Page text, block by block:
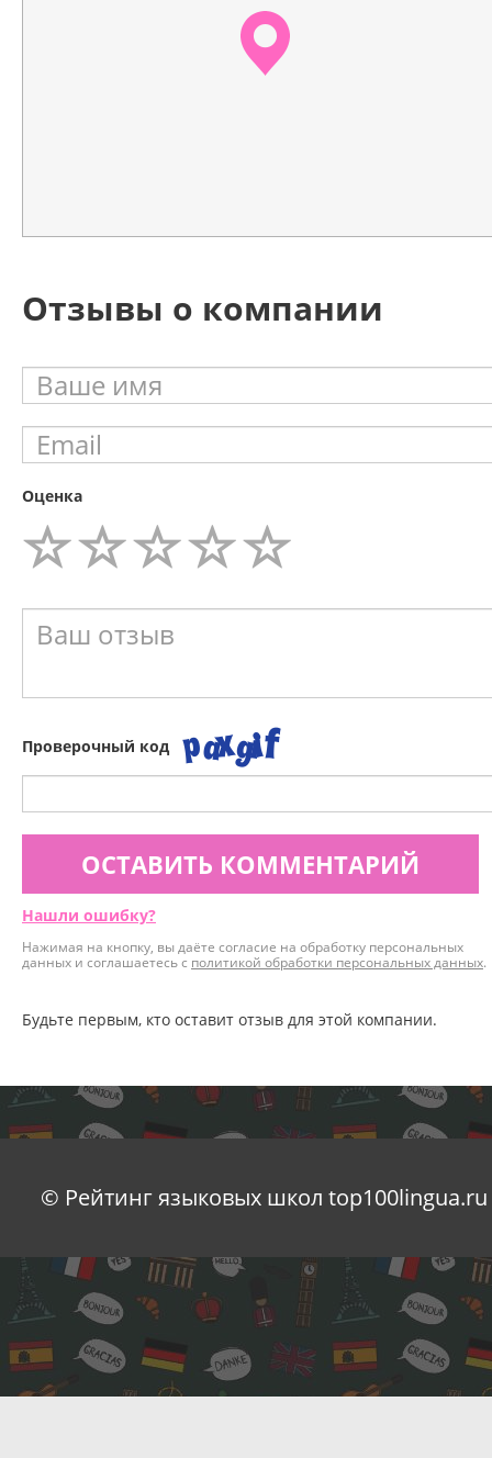
Отзывы о компании
Оценка
Проверочный код
ОСТАВИТЬ КОММЕНТАРИЙ
Нашли ошибку?
Нажимая на кнопку, вы даёте согласие на обработку персональных
данных и соглашаетесь с политикой обработки персональных данных.
Будьте первым, кто оставит отзыв для этой компании.
© Рейтинг языковых школ top100lingua.ru